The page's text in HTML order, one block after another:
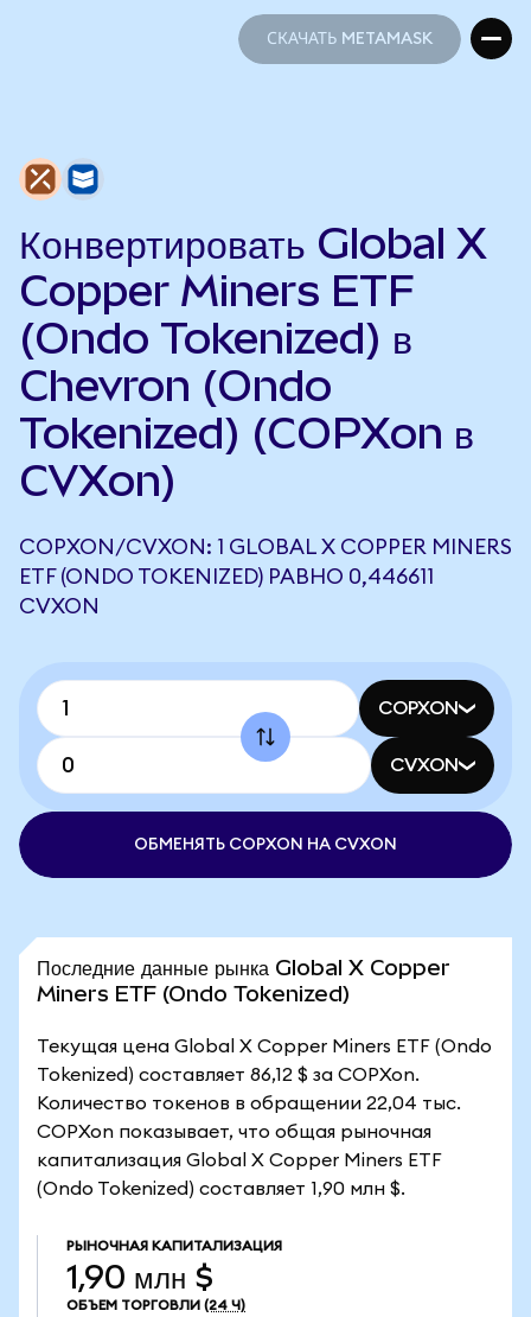
СКАЧАТЬ METAMASK
Конвертировать Global X
Copper Miners ETF
(Ondo Tokenized) в
Chevron (Ondo
Tokenized) (COPXon в
CVXon)
COPXON/CVXON: 1 GLOBAL X COPPER MINERS
ETF (ONDO TOKENIZED) РАВНО 0,446611
CVXON
COPXON
CVXON
ОБМЕНЯТЬ COPXON НА CVXON
Последние данные рынка Global X Copper
Miners ETF (Ondo Tokenized)
Текущая цена Global X Copper Miners ETF (Ondo
Tokenized) составляет 86,12 $ за COPXon.
Количество токенов в обращении 22,04 тыс.
COPXon показывает, что общая рыночная
капитализация Global X Copper Miners ETF
(Ondo Tokenized) составляет 1,90 млн $.
РЫНОЧНАЯ КАПИТАЛИЗАЦИЯ
1,90 млн $
ОБЪЕМ ТОРГОВЛИ (24 Ч)